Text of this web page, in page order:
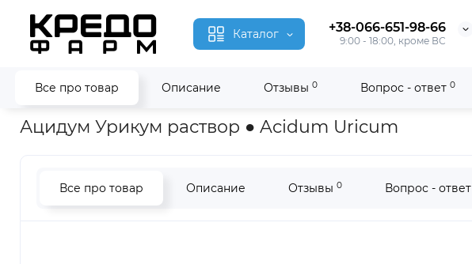
Каталог +38-066-651-98-66
9:00 - 18:00, кроме ВС
Все про товар Описание Отзывы 0 Вопрос - ответ 0
Главная Гомеопатия Ацидум Урикум ● Acidum Uricum
Ацидум Урикум раствор ● Acidum Uricum
Все про товар Описание Отзывы 0 Вопрос - ответ